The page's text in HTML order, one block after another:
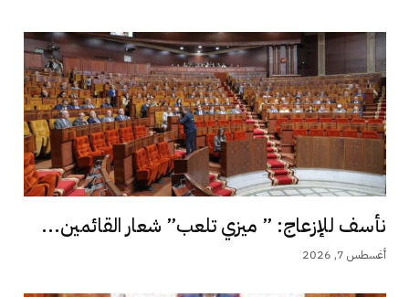
نأسف للإزعاج: ” ميزي تلعب” شعار القائمين...
أغسطس 7, 2026